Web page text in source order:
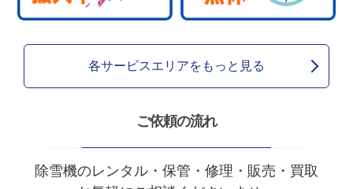
各サービスエリアをもっと見る
ご依頼の流れ
除雪機のレンタル・保管・修理・販売・買取